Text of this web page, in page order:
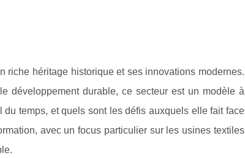
riche héritage historique et ses innovations modernes.
développement durable, ce secteur est un modèle à
temps, et quels sont les défis auxquels elle fait face
avec un focus particulier sur les usines textiles